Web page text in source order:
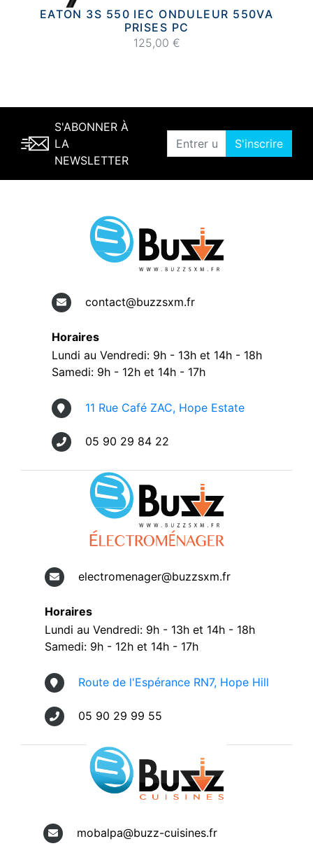
EATON 3S 550 IEC ONDULEUR 550VA
PRISES PC
125,00 €
S'ABONNER À
LA
NEWSLETTER
S'inscrire
contact@buzzsxm.fr
Horaires
Lundi au Vendredi: 9h - 13h et 14h - 18h
Samedi: 9h - 12h et 14h - 17h
11 Rue Café ZAC, Hope Estate
05 90 29 84 22
electromenager@buzzsxm.fr
Horaires
Lundi au Vendredi: 9h - 13h et 14h - 18h
Samedi: 9h - 12h et 14h - 17h
Route de l'Espérance RN7, Hope Hill
05 90 29 99 55
mobalpa@buzz-cuisines.fr